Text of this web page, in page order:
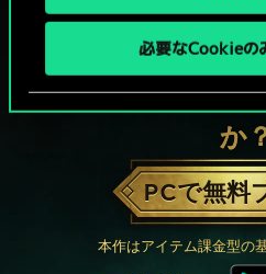
必要なCookieの
グウェントでひ
か
PCで無料
本作はアイテム課金型の